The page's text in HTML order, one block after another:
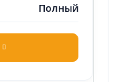
Полный